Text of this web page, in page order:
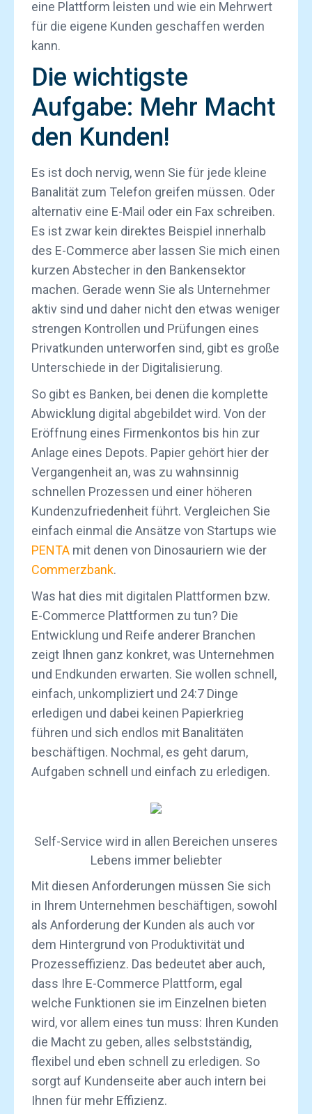
eine Plattform leisten und wie ein Mehrwert
für die eigene Kunden geschaffen werden
kann.
Die wichtigste
Aufgabe: Mehr Macht
den Kunden!
Es ist doch nervig, wenn Sie für jede kleine
Banalität zum Telefon greifen müssen. Oder
alternativ eine E-Mail oder ein Fax schreiben.
Es ist zwar kein direktes Beispiel innerhalb
des E-Commerce aber lassen Sie mich einen
kurzen Abstecher in den Bankensektor
machen. Gerade wenn Sie als Unternehmer
aktiv sind und daher nicht den etwas weniger
strengen Kontrollen und Prüfungen eines
Privatkunden unterworfen sind, gibt es große
Unterschiede in der Digitalisierung.
So gibt es Banken, bei denen die komplette
Abwicklung digital abgebildet wird. Von der
Eröffnung eines Firmenkontos bis hin zur
Anlage eines Depots. Papier gehört hier der
Vergangenheit an, was zu wahnsinnig
schnellen Prozessen und einer höheren
Kundenzufriedenheit führt. Vergleichen Sie
einfach einmal die Ansätze von Startups wie
PENTA mit denen von Dinosauriern wie der
Commerzbank.
Was hat dies mit digitalen Plattformen bzw.
E-Commerce Plattformen zu tun? Die
Entwicklung und Reife anderer Branchen
zeigt Ihnen ganz konkret, was Unternehmen
und Endkunden erwarten. Sie wollen schnell,
einfach, unkompliziert und 24:7 Dinge
erledigen und dabei keinen Papierkrieg
führen und sich endlos mit Banalitäten
beschäftigen. Nochmal, es geht darum,
Aufgaben schnell und einfach zu erledigen.
Self-Service wird in allen Bereichen unseres
Lebens immer beliebter
Mit diesen Anforderungen müssen Sie sich
in Ihrem Unternehmen beschäftigen, sowohl
als Anforderung der Kunden als auch vor
dem Hintergrund von Produktivität und
Prozesseffizienz. Das bedeutet aber auch,
dass Ihre E-Commerce Plattform, egal
welche Funktionen sie im Einzelnen bieten
wird, vor allem eines tun muss: Ihren Kunden
die Macht zu geben, alles selbstständig,
flexibel und eben schnell zu erledigen. So
sorgt auf Kundenseite aber auch intern bei
Ihnen für mehr Effizienz.